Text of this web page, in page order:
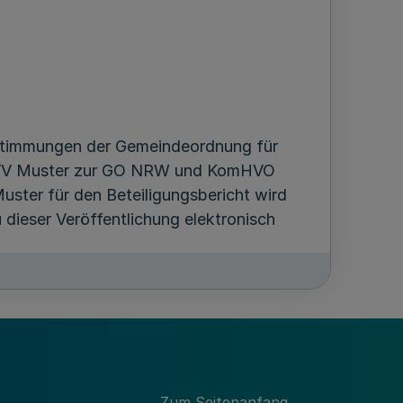
der Gemeindeordnung für
Muster zur GO NRW und KomHVO
für den Beteiligungsbericht wird
Veröffentlichung elektronisch
MBl. NRW. 2021 S. 173